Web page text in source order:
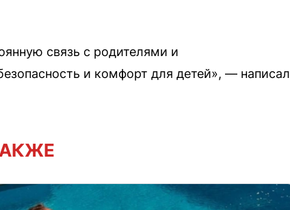
связь с родителями и
и комфорт для детей», — написал